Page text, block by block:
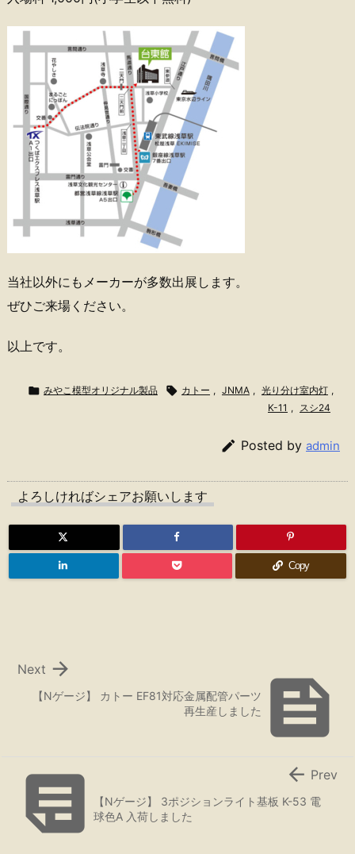
当社以外にもメーカーが多数出展します。
ぜひご来場ください。
以上です。
 みやこ模型オリジナル製品  カトー , JNMA , 光り分け室内灯 ,
K-11 , スシ24
 Posted by admin
よろしければシェアお願いします
Copy

【Nゲージ】 カトー EF81対応金属配管パーツ
再生産しました

Next
 【Nゲージ】 3ポジションライト基板 K-53 電
球色A 入荷しました
 Prev